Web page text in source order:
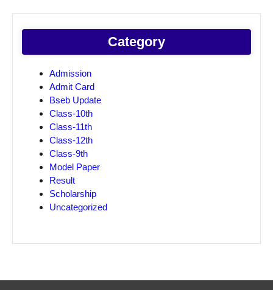
Category
Admission
Admit Card
Bseb Update
Class-10th
Class-11th
Class-12th
Class-9th
Model Paper
Result
Scholarship
Uncategorized